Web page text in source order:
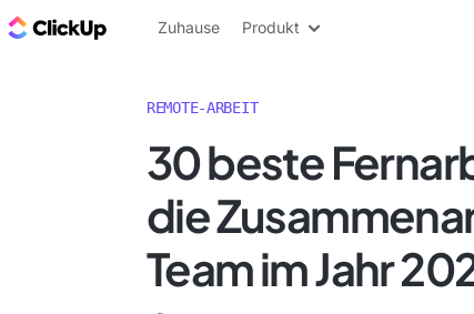
ClickUp Blog
Zuhause Produkt
REMOTE-ARBEIT
30 beste
die
Team im Jahr